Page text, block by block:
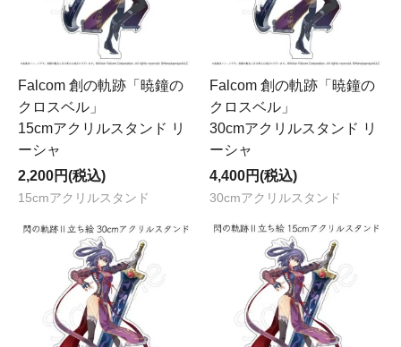
Falcom 創の軌跡「暁鐘の
クロスベル」
15cmアクリルスタンド リ
ーシャ
2,200円(税込)
15cmアクリルスタンド
Falcom 創の軌跡「暁鐘の
クロスベル」
30cmアクリルスタンド リ
ーシャ
4,400円(税込)
30cmアクリルスタンド